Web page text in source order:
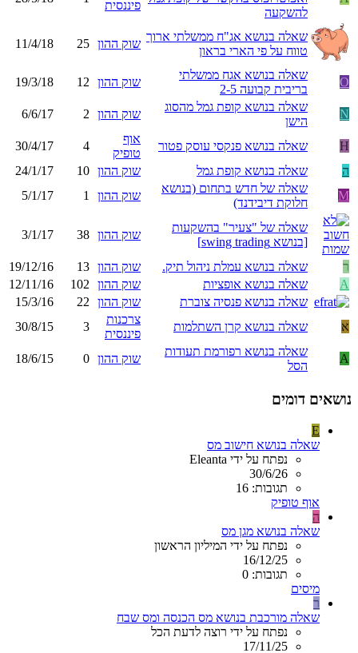
להשקעה
פיננסית
שאלה בנושא אג"ח ממשלתי ארוך
טווח על פי הארי בראון
שוק ההון 25
11/4/18
O
שאלה בנושא אגח ממשלתי
בריבית קבועה 2-5
שוק ההון 12
19/3/18
N
שאלה בנושא קופת גמל מהסוג
הישן
שוק ההון 2
6/6/17
H שאלה בנושא פנקסי עוסק פטור
אוף
טופיק
4
30/4/17
ה
שאלה בנושא קופת גמל שוק ההון 10
24/1/17
M
שאלה של חדש בתחום (בנושא
חלוקת דיבידנד)
שוק ההון 1
5/1/17
שאלה של "צעיר" בהשקעות
[בנושא swing trading]
שוק ההון 38
3/1/17
ר שאלה בנושא עמלת ניהול תיק. שוק ההון 13
19/12/16
A
שאלה בנושא אופציות שוק ההון 102
12/11/16
שאלה בנושא פנסיה צוברת
שוק ההון 22
15/3/16
א
שאלה בנושא קרן השתלמות
צרכנות
פיננסית
3
30/8/15
A
שאלה בנושא רפורמת תעודות
הסל
שוק ההון 0
18/6/15
נושאים דומים
E
שאלה בנושא חישוב מס
נפתח על ידי Eleanta
30/6/26
תגובות: 16
אוף טופיק
ה
שאלה בנושא מגן מס
נפתח על ידי המיליון הראשון
16/12/25
תגובות: 0
מיסים
ר
שאלה מורכבת בנושא מס הכנסה ומס שבח
נפתח על ידי רוצה לדעת הכל
17/11/25